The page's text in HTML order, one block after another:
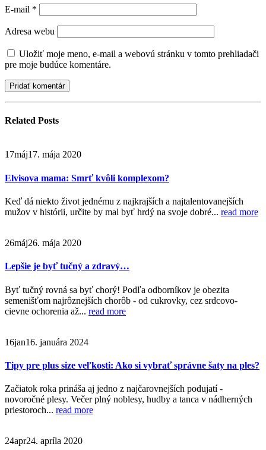
E-mail *
Adresa webu
Uložiť moje meno, e-mail a webovú stránku v tomto prehliadači
pre moje budúce komentáre.
Related Posts
17máj17. mája 2020
Elvisova mama: Smrť kvôli komplexom?
Keď dá niekto život jednému z najkrajších a najtalentovanejších
mužov v histórii, určite by mal byť hrdý na svoje dobré... read more
26máj26. mája 2020
Lepšie je byť tučný a zdravý…
Byť tučný rovná sa byť chorý! Podľa odborníkov je obezita
semenišťom najrôznejších chorôb - od cukrovky, cez srdcovo-
cievne ochorenia až... read more
16jan16. januára 2024
Tipy pre plus size veľkosti: Ako si vybrať správne šaty na ples?
Začiatok roka prináša aj jedno z najčarovnejších podujatí -
novoročné plesy. Večer plný noblesy, hudby a tanca v nádherných
priestoroch... read more
24apr24. apríla 2020